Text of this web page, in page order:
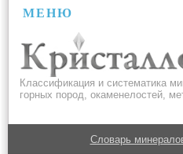
МЕНЮ
Классификация и систематика
горных пород, окаменелостей,
Словарь